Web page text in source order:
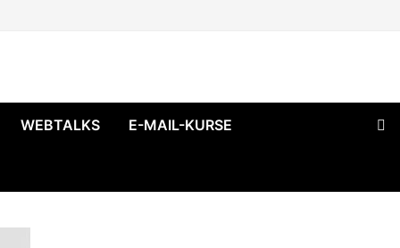
WEBTALKS E-MAIL-KURSE